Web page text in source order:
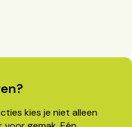
kies je niet alleen